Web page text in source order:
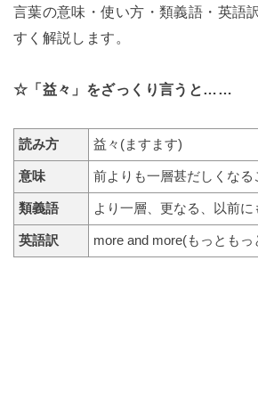
言葉の意味・使い方・類義語・英語
すく解説します。
☆「益々」をざっくり言うと……
読み方 益々(ますます)
意味 前よりも一層甚だしくなる
類義語 より一層、更なる、以前に
英語訳 more and more(もっともっ